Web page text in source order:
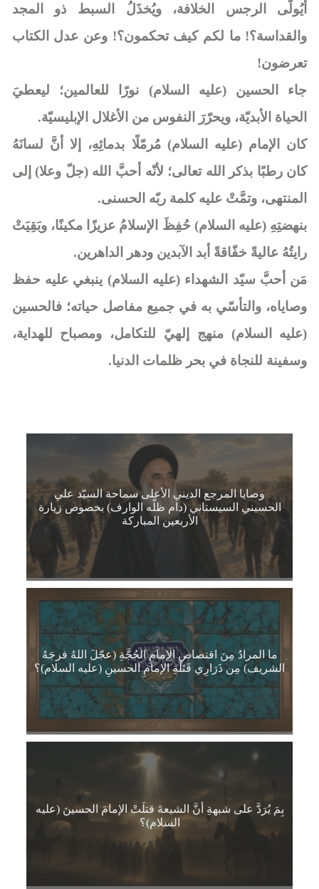
أَيُولَّى الرجس الخلافة، ويُخذَلُ السبط ذو المجد
والقداسة؟! ما لكم كيف تحكمون؟! وعن عدل الكتاب
تعرضون!
جاء الحسين (عليه السلام) نورًا للعالمين؛ ليعطيَ
الحياة الأبديّة، ويحرّرَ النفوس من الأغلال الإبليسيّة.
كان الإمام (عليه السلام) مُرمّلًا بدمائِهِ، إلا أنَّ لسانَهُ
كان رطبًا بذكر الله تعالى؛ لأنّه أحبَّ الله (جلّ وعلا) إلى
المنتهى، وتمَّتْ عليه كلمة ربّه الحسنى.
بنهضتِهِ (عليه السلام) حُفِظَ الإسلامُ عزيزًا مكينًا، وبَقِيَتْ
رايتُهُ عاليةً خفّاقةً أبد الآبدين ودهر الداهرين.
مَن أحبَّ سيّد الشهداء (عليه السلام) ينبغي عليه حفظ
وصاياه، والتأسّي به في جميع مفاصل حياته؛ فالحسين
(عليه السلام) منهج إلهيّ للتكامل، ومصباح للهداية،
وسفينة للنجاة في بحر ظلمات الدنيا.
وصايا المرجع الديني الأعلى سماحة السيّد علي
الحسيني السيستاني (دام ظلّه الوارف) بخصوص زيارة
الأربعين المباركة
ما المرادُ مِنَ اقتصاصِ الإمامِ الحُجَّةِ (عجّلَ اللهُ فرجَهُ
الشريف) مِن ذَرَارِي قَتَلَةِ الإمامِ الحسينِ (عليه السلام)؟
بِمَ يُرَدَّ على شبهةِ أنَّ الشيعةَ قتلَتْ الإمامَ الحسينَ (عليه
السلام)؟